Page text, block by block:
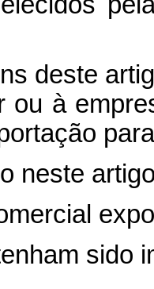
deste
ou à
neste
sido